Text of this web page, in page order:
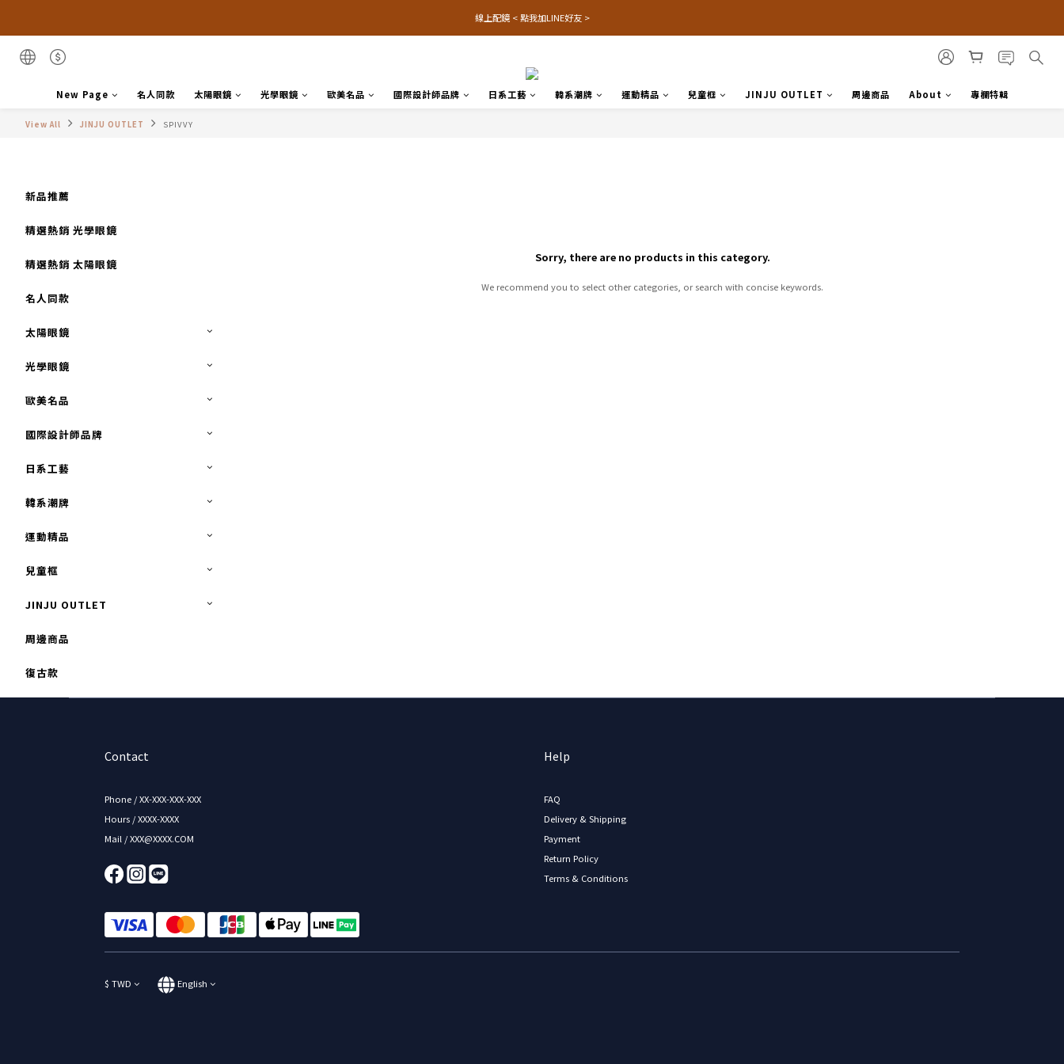
線上配鏡 < 點我加LINE好友 >
New Page 名人同款 太陽眼鏡 光學眼鏡 歐美名品 國際設計師品牌 日系工藝 韓系潮牌 運動精品 兒童框 JINJU OUTLET 周邊商品 About 專欄特輯
View All JINJU OUTLET SPIVVY
新品推薦
精選熱銷 光學眼鏡
精選熱銷 太陽眼鏡
名人同款
太陽眼鏡
光學眼鏡
歐美名品
國際設計師品牌
日系工藝
韓系潮牌
運動精品
兒童框
JINJU OUTLET
周邊商品
復古款
Sorry, there are no products in this category.
We recommend you to select other categories, or search with concise keywords.
Contact
Phone / XX-XXX-XXX-XXX
Hours / XXXX-XXXX
Mail / XXX@XXXX.COM
Help
FAQ
Delivery & Shipping
Payment
Return Policy
Terms & Conditions
$ TWD English